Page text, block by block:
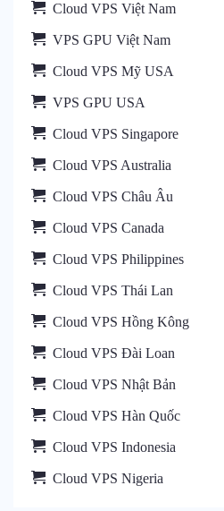
Cloud VPS Việt Nam
VPS GPU Việt Nam
Cloud VPS Mỹ USA
VPS GPU USA
Cloud VPS Singapore
Cloud VPS Australia
Cloud VPS Châu Âu
Cloud VPS Canada
Cloud VPS Philippines
Cloud VPS Thái Lan
Cloud VPS Hồng Kông
Cloud VPS Đài Loan
Cloud VPS Nhật Bản
Cloud VPS Hàn Quốc
Cloud VPS Indonesia
Cloud VPS Nigeria